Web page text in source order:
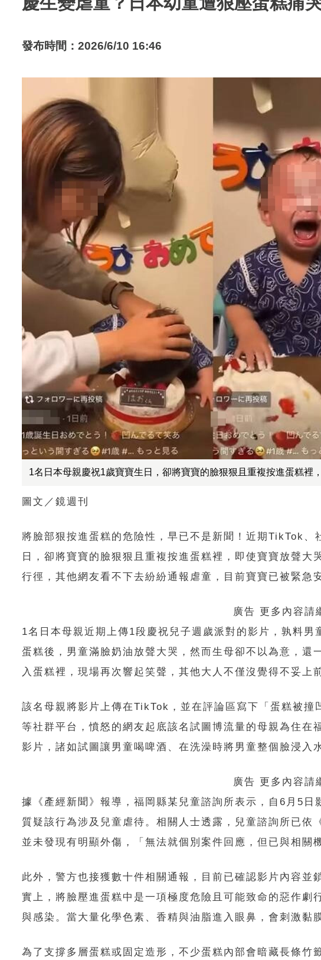
發布時間：2026/6/10 16:46
1名日本母親慶祝1歲寶寶生日，卻將寶寶的臉狠狠且重複按進蛋糕裡
圖文／鏡週刊
將臉部狠按進蛋糕的危險性，早已不是新聞！近期TikTok
日，卻將寶寶的臉狠狠且重複按進蛋糕裡，即使寶寶放聲大
行徑，其他網友看不下去紛紛通報虐童，目前寶寶已被緊急
廣告 更多內容請
1名日本母親近期上傳1段慶祝兒子週歲派對的影片，孰料
蛋糕後，男童滿臉奶油放聲大哭，然而生母卻不以為意，
入蛋糕裡，現場再次響起笑聲，其他大人不僅沒覺得不妥上
該名母親將影片上傳在TikTok，並在評論區寫下「蛋糕被
等社群平台，憤怒的網友起底該名試圖博流量的母親為住
影片，諸如試圖讓男童喝啤酒、在洗澡時將男童整個臉浸入
廣告 更多內容請
據《 產經新聞 》報導，福岡縣某兒童諮詢所表示，自6月5日
質疑該行為涉及兒童虐待。相關人士透露，兒童諮詢所已
並未發現有明顯外傷，「無法就個別案件回應，但已與相關
此外，警方也接獲數十件相關通報，目前已確認影片內容
實上，將臉壓進蛋糕中是一項極度危險且可能致命的惡作
與感染。當大量化學色素、香精與油脂進入眼鼻，會刺激黏
為了支撐多層蛋糕或固定造形，不少蛋糕內部會暗藏長條